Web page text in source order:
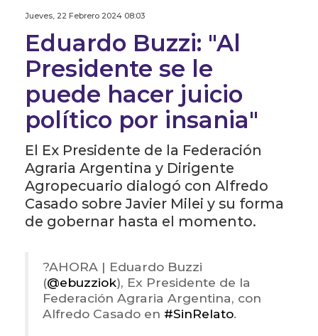
Jueves, 22 Febrero 2024 08:03
Eduardo Buzzi: "Al
Presidente se le
puede hacer juicio
político por insania"
El Ex Presidente de la Federación
Agraria Argentina y Dirigente
Agropecuario dialogó con Alfredo
Casado sobre Javier Milei y su forma
de gobernar hasta el momento.
?️AHORA | Eduardo Buzzi
(@ebuzziok), Ex Presidente de la
Federación Agraria Argentina, con
Alfredo Casado en #SinRelato.